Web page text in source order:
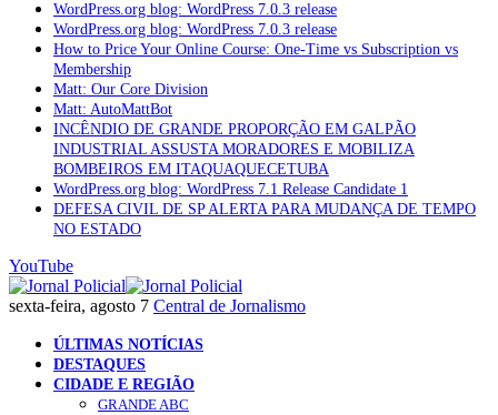
WordPress.org blog: WordPress 7.0.3 release
WordPress.org blog: WordPress 7.0.3 release
How to Price Your Online Course: One-Time vs Subscription vs
Membership
Matt: Our Core Division
Matt: AutoMattBot
INCÊNDIO DE GRANDE PROPORÇÃO EM GALPÃO
INDUSTRIAL ASSUSTA MORADORES E MOBILIZA
BOMBEIROS EM ITAQUAQUECETUBA
WordPress.org blog: WordPress 7.1 Release Candidate 1
DEFESA CIVIL DE SP ALERTA PARA MUDANÇA DE TEMPO
NO ESTADO
YouTube
sexta-feira, agosto 7 Central de Jornalismo
ÚLTIMAS NOTÍCIAS
DESTAQUES
CIDADE E REGIÃO
GRANDE ABC